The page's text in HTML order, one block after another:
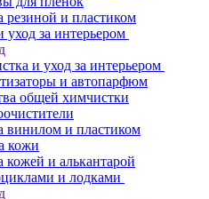
резиной и пластиком
за интерьером
и уход за интерьером
и автопарфюм
общей химчистки
винилом и пластиком
кожи
кожей и алькантарой
и лодками